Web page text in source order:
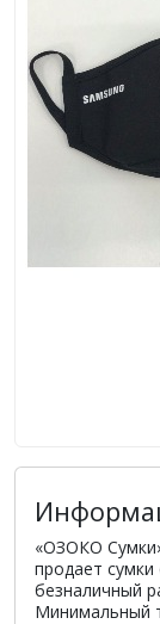
«ОЗОКО
продает
безналичный
Минимальный